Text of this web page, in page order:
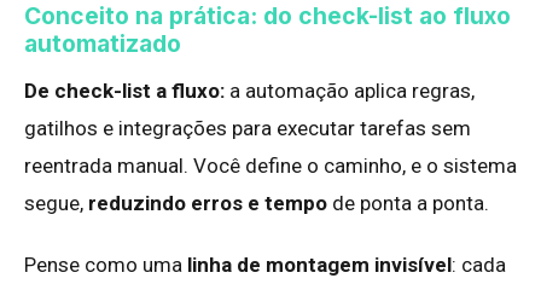
Conceito na prática: do check-list ao fluxo
automatizado
De check-list a fluxo: a automação aplica regras,
gatilhos e integrações para executar tarefas sem
reentrada manual. Você define o caminho, e o sistema
segue, reduzindo erros e tempo de ponta a ponta.
Pense como uma linha de montagem invisível: cada